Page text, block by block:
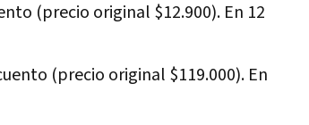
(precio original $12.900). En 12
(precio original $119.000). En